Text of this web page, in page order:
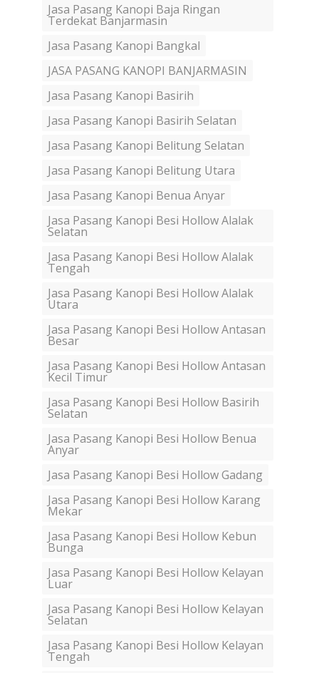
Jasa Pasang Kanopi Baja Ringan
Terdekat Banjarmasin
Jasa Pasang Kanopi Bangkal
JASA PASANG KANOPI BANJARMASIN
Jasa Pasang Kanopi Basirih
Jasa Pasang Kanopi Basirih Selatan
Jasa Pasang Kanopi Belitung Selatan
Jasa Pasang Kanopi Belitung Utara
Jasa Pasang Kanopi Benua Anyar
Jasa Pasang Kanopi Besi Hollow Alalak
Selatan
Jasa Pasang Kanopi Besi Hollow Alalak
Tengah
Jasa Pasang Kanopi Besi Hollow Alalak
Utara
Jasa Pasang Kanopi Besi Hollow Antasan
Besar
Jasa Pasang Kanopi Besi Hollow Antasan
Kecil Timur
Jasa Pasang Kanopi Besi Hollow Basirih
Selatan
Jasa Pasang Kanopi Besi Hollow Benua
Anyar
Jasa Pasang Kanopi Besi Hollow Gadang
Jasa Pasang Kanopi Besi Hollow Karang
Mekar
Jasa Pasang Kanopi Besi Hollow Kebun
Bunga
Jasa Pasang Kanopi Besi Hollow Kelayan
Luar
Jasa Pasang Kanopi Besi Hollow Kelayan
Selatan
Jasa Pasang Kanopi Besi Hollow Kelayan
Tengah